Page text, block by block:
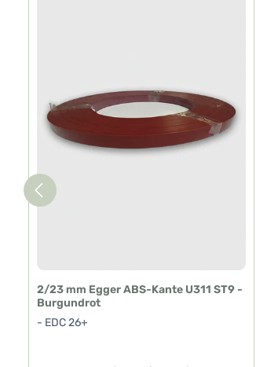
2/23 mm Egger ABS-Kante U311 ST9 -
Burgundrot
- EDC 26+